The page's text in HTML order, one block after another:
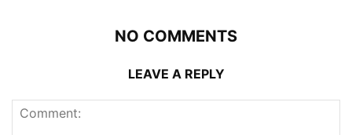
NO COMMENTS
LEAVE A REPLY